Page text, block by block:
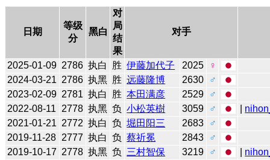
日期
等级
分
黑白
对
局
结
果
对手
2025-01-09 2786 执白 胜 伊藤加代子 2025
♀
2024-03-21 2786 执黑 胜 远藤隆博 2630
♂
2023-02-09 2781 执白 胜 本田满彦 2529
♂
2022-08-11
2778 执黑 负 小松英樹 3059 ♂
2021-01-21 2772 执白 负 堀田阳三 2683
♂
2019-11-28 2777 执白 负 蔡祈冕 2843
♂
2019-10-17 2778 执黑 负 三村智保 3219 ♂